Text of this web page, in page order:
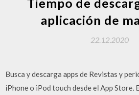
Tiempo de
aplicación de
22.12.2020
Busca y descarga apps de Revistas y
iPhone o iPod touch desde el App Store.